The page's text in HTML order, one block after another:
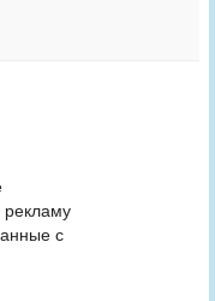
рекламу
с